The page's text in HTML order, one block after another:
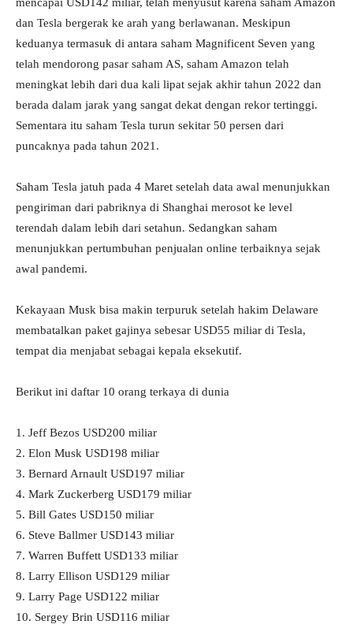
dan Tesla bergerak ke arah yang berlawanan. Meskipun
keduanya termasuk di antara saham Magnificent Seven yang
telah mendorong pasar saham AS, saham Amazon telah
meningkat lebih dari dua kali lipat sejak akhir tahun 2022 dan
berada dalam jarak yang sangat dekat dengan rekor tertinggi.
Sementara itu saham Tesla turun sekitar 50 persen dari
puncaknya pada tahun 2021.
Saham Tesla jatuh pada 4 Maret setelah data awal menunjukkan
pengiriman dari pabriknya di Shanghai merosot ke level
terendah dalam lebih dari setahun. Sedangkan saham
menunjukkan pertumbuhan penjualan online terbaiknya sejak
awal pandemi.
Kekayaan Musk bisa makin terpuruk setelah hakim Delaware
membatalkan paket gajinya sebesar USD55 miliar di Tesla,
tempat dia menjabat sebagai kepala eksekutif.
Berikut ini daftar 10 orang terkaya di dunia
1. Jeff Bezos USD200 miliar
2. Elon Musk USD198 miliar
3. Bernard Arnault USD197 miliar
4. Mark Zuckerberg USD179 miliar
5. Bill Gates USD150 miliar
6. Steve Ballmer USD143 miliar
7. Warren Buffett USD133 miliar
8. Larry Ellison USD129 miliar
9. Larry Page USD122 miliar
10. Sergey Brin USD116 miliar